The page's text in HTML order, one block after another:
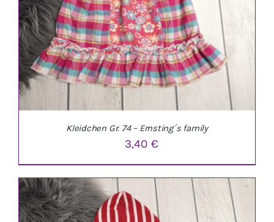
Kleidchen Gr. 74 – Ernsting´s family
3,40€